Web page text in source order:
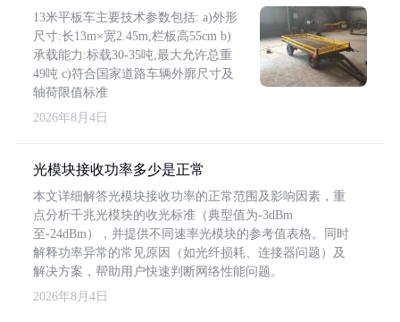
13米平板车主要技术参数包括: a)外形
尺寸:长13m×宽2.45m,栏板高55cm b)
承载能力:标载30-35吨,最大允许总重
49吨 c)符合国家道路车辆外廓尺寸及
轴荷限值标准
2026年8月4日
光模块接收功率多少是正常
本文详细解答光模块接收功率的正常范围及影响因素，重
点分析千兆光模块的收光标准（典型值为-3dBm
至-24dBm），并提供不同速率光模块的参考值表格。同时
解释功率异常的常见原因（如光纤损耗、连接器问题）及
解决方案，帮助用户快速判断网络性能问题。
2026年8月4日